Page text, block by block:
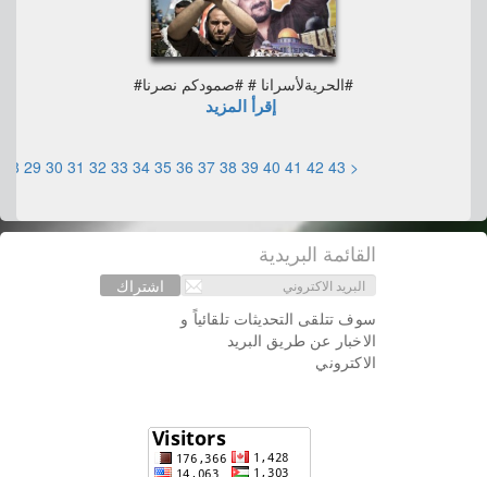
#الحريةلأسرانا # #صمودكم نصرنا#
إقرأ المزيد
<
28 29 30 31 32 33 34 35 36 37 38 39 40 41 42 43
القائمة البريدية
اشتراك
سوف تتلقى التحديثات تلقائياً و
الاخبار عن طريق البريد
الاكتروني